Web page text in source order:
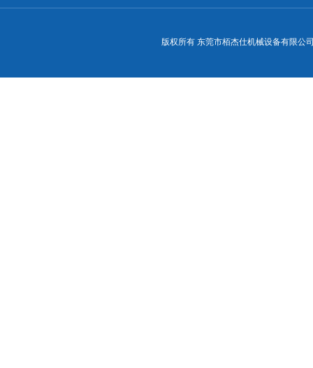
版权所有 东莞市栢杰仕机械设备有限公